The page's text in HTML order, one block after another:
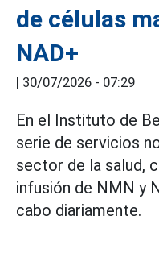
de células
NAD+
| 30/07/2026 - 07:29
En el Instituto de
serie de servicios
sector de la salud,
infusión de NMN y
cabo diariamente.